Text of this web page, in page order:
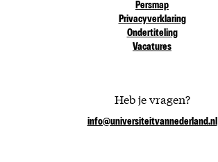
Persmap
Privacyverklaring
Ondertiteling
Vacatures
Heb je vragen?
info@universiteitvannederland.nl